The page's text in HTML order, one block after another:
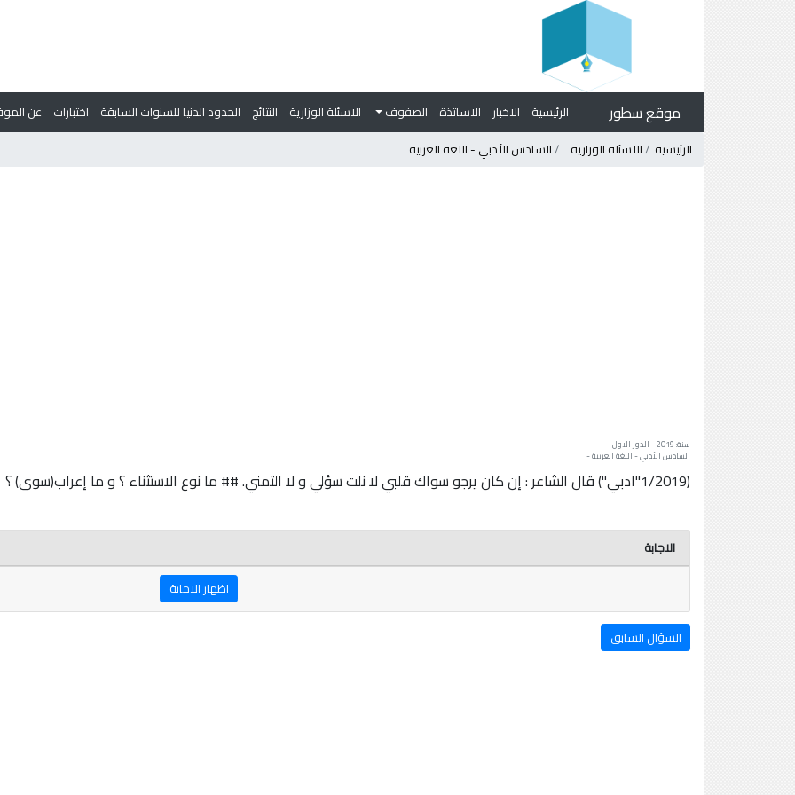
موقع سطور الرئيسية الاخبار الاساتذة الصفوف الاسئلة الوزارية النتائج الحدود الدنيا للسنوات السابقة اختبارات عن
الرئيسية
الاسئلة الوزارية السادس الأدبي - اللغة العربية
سنة: 2019 - الدور الاول
السادس الأدبي - اللغة العربية -
(1/2019"ادبي") قال الشاعر : إن كان يرجو سواك قلبي لا نلت سؤلي و لا التمني. ## ما نوع الاستثناء ؟ و ما إعراب(سوى) ؟
الاجابة
اظهار الاجابة
السؤال السابق